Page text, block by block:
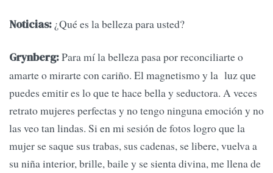
Noticias: ¿Qué es la belleza para usted?
Grynberg:Para mí la belleza pasa por reconciliarte o
amarte o mirarte con cariño. El magnetismo y la luz que
puedes emitir es lo que te hace bella y seductora. A veces
retrato mujeres perfectas y no tengo ninguna emoción y no
las veo tan lindas. Si en mi sesión de fotos logro que la
mujer se saque sus trabas, sus cadenas, se libere, vuelva a
su niña interior, brille, baile y se sienta divina, me llena de